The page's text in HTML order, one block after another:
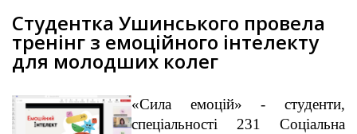
Студентка Ушинського провела
тренінг з емоційного інтелекту
для молодших колег
«Сила емоцій» - студенти,
спеціальності 231 Соціальна